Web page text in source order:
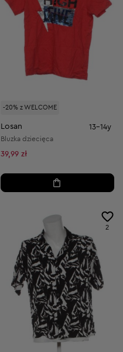
-20% z WELCOME
Losan 13-14y
Bluzka dziecięca
39,99 zł
2